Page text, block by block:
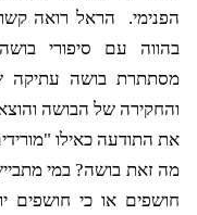
הפנימי.
הראל רואה
בהווה עם סיפורי
מסתתרת בושה עתיקה
והחקירה של הבושה
את התודעה כאילו
מה זאת בושה? במי
חושפים או כי חושפים